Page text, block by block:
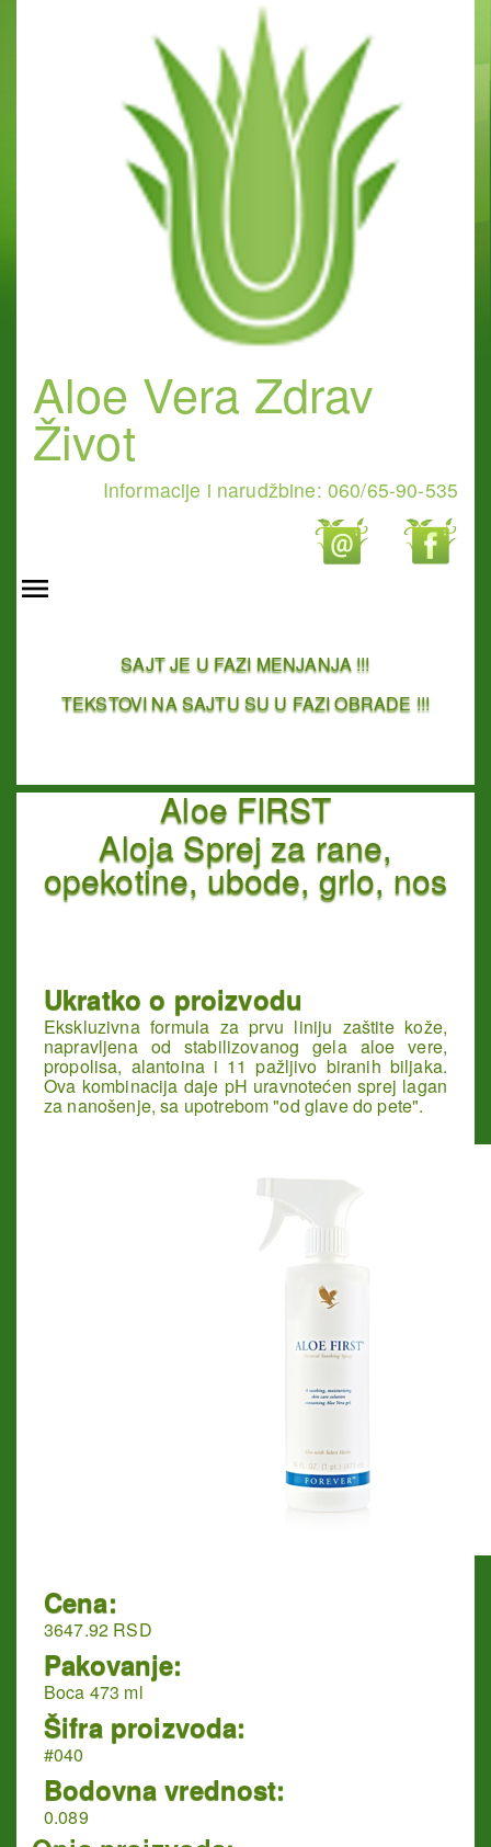
Aloe Vera Zdrav
Život
Informacije i narudžbine: 060/65-90-535
SAJT JE U FAZI MENJANJA !!!
TEKSTOVI NA SAJTU SU U FAZI OBRADE !!!
Aloe FIRST
Aloja Sprej za rane,
opekotine, ubode, grlo, nos
Ukratko o proizvodu
Ekskluzivna formula za prvu liniju zaštite kože,
napravljena od stabilizovanog gela aloe vere,
propolisa, alantoina i 11 pažljivo biranih biljaka.
Ova kombinacija daje pH uravnotećen sprej lagan
za nanošenje, sa upotrebom "od glave do pete".
Cena:
3647.92 RSD
Pakovanje:
Boca 473 ml
Šifra proizvoda:
#040
Bodovna vrednost:
0.089